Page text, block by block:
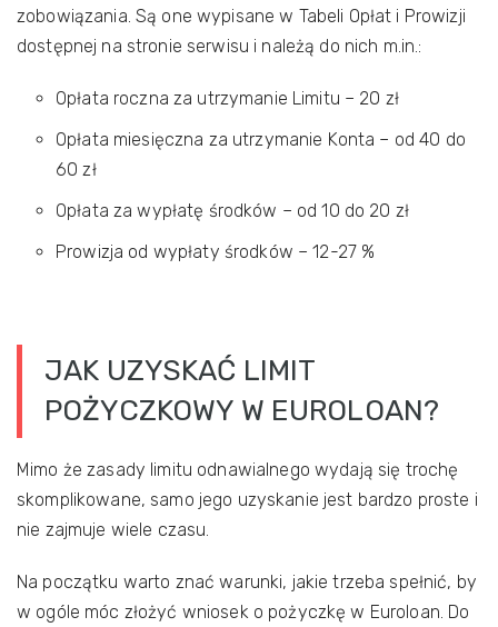
zobowiązania. Są one wypisane w Tabeli Opłat i Prowizji
dostępnej na stronie serwisu i należą do nich m.in.:
Opłata roczna za utrzymanie Limitu – 20 zł
Opłata miesięczna za utrzymanie Konta – od 40 do
60 zł
Opłata za wypłatę środków – od 10 do 20 zł
Prowizja od wypłaty środków – 12-27 %
JAK UZYSKAĆ LIMIT
POŻYCZKOWY W EUROLOAN?
Mimo że zasady limitu odnawialnego wydają się trochę
skomplikowane, samo jego uzyskanie jest bardzo proste i
nie zajmuje wiele czasu.
Na początku warto znać warunki, jakie trzeba spełnić, by
w ogóle móc złożyć wniosek o pożyczkę w Euroloan. Do